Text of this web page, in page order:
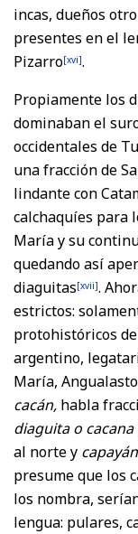
incas, dueños
presentes en el
Pizarro[xvi].
Propiamente los
dominaban el
occidentales de
una fracción de
lindante con
calchaquíes para
María y su
quedando así
diaguitas[xvii].
estrictos:
protohistóricos
argentino,
María,
cacán, habla
diaguita o cacana
al norte y capayán
presume que los
los nombra,
lengua: pulares,